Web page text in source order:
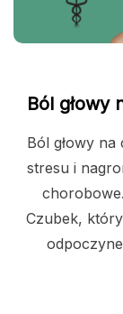
Ból głowy
Ból głowy
stresu i
Czubek,